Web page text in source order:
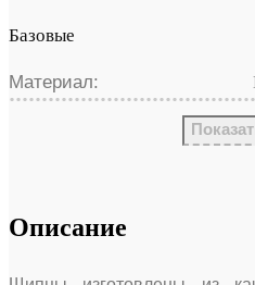
Базовые
Материал:
Описание